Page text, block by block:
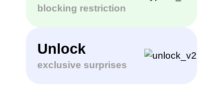
blocking restriction
Unlock
exclusive surprises